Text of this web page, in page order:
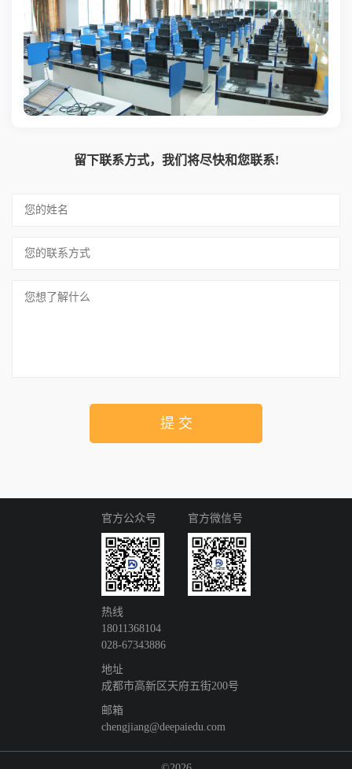
留下联系方式，我们将尽快和您联系!
提 交
官方公众号 官方微信号
热线
18011368104
028-67343886
地址
成都市高新区天府五街200号
邮箱
chengjiang@deepaiedu.com